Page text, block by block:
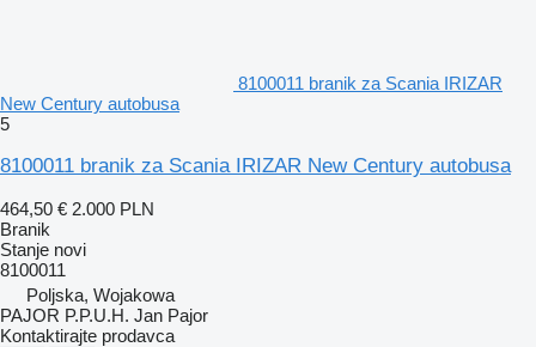
8100011 branik za Scania IRIZAR
New Century autobusa
5
8100011 branik za Scania IRIZAR New Century autobusa
464,50 € 2.000 PLN
Branik
Stanje novi
8100011
Poljska, Wojakowa
PAJOR P.P.U.H. Jan Pajor
Kontaktirajte prodavca